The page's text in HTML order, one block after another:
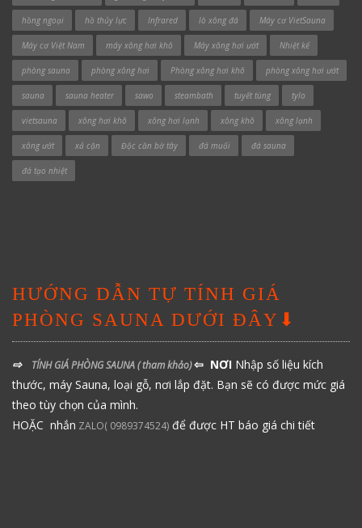
hồng ngoại hồ thủy lực Infrared lò xông đá Máy cơ VietSauna
Máy cơ Việt Nam máy xông hơi khô Máy xông hơi ướt Nhiệt kế
phòng sauna phòng xông hơi Phòng xông hơi khô phòng xông hơi ướt
sauna sauna heater sawo steambath tuyết tùng tylo
vietsauna xông hơi khô xông hơi lạnh xông khô xông lạnh
xông ướt xả cặn Độc cần bờ tây đá muối đá sauna
đá tạo nhiệt
HƯỚNG DẪN TỰ TÍNH GIÁ
PHÒNG SAUNA DƯỚI ĐÂY⬇
⇨ TÍNH GIÁ PHÒNG SAUNA( tham khảo)⇦ NƠI Nhập số liệu kích
thước, máy Sauna, loại gỗ, nơi lắp đặt. Bạn sẽ có được mức giá
theo tùy chọn của mình.
HOẶC nhắn ZALO( 0989374524) để được HT báo giá chi tiết